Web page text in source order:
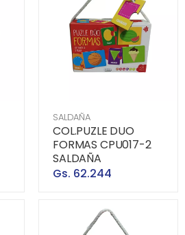
SALDAÑA
COL.PUZLE DUO
FORMAS CPU017-2
SALDAÑA
Gs. 62.244